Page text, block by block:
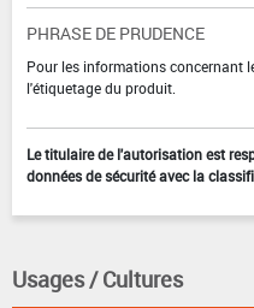
PHRASE DE PRUDENCE
Pour les informations concernant
l'étiquetage du produit.
Le titulaire de l'autorisation est
données de sécurité avec la
Usages / Cultures